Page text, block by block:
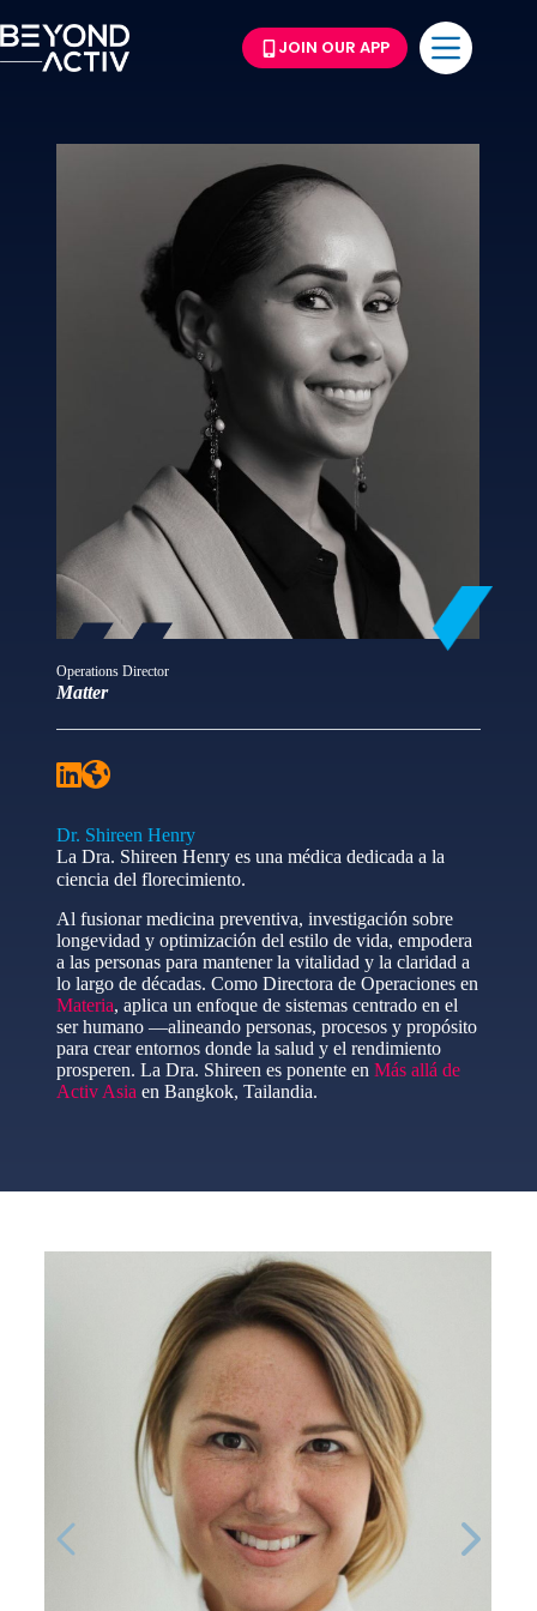
JOIN OUR APP
Operations Director
Matter
Dr. Shireen Henry
La Dra. Shireen Henry es una médica dedicada a la
ciencia del florecimiento.
Al fusionar medicina preventiva, investigación sobre
longevidad y optimización del estilo de vida, empodera
a las personas para mantener la vitalidad y la claridad a
lo largo de décadas. Como Directora de Operaciones en
Materia, aplica un enfoque de sistemas centrado en el
ser humano —alineando personas, procesos y propósito
para crear entornos donde la salud y el rendimiento
prosperen. La Dra. Shireen es ponente en Más allá de
Activ Asia en Bangkok, Tailandia.